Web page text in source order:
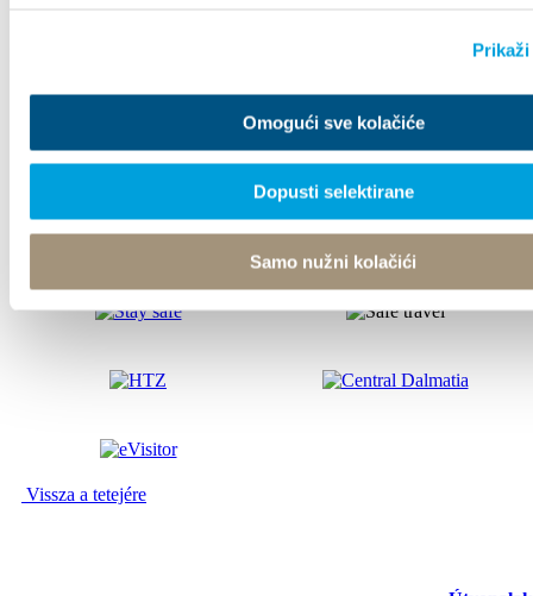
Omogući sve kolačiće
Dopusti selektirane
Samo nužni kolačići
© TZ Kastela 2022 Cookie-szabályzat Developed by:Nove vibracije
Design
Vissza a tetejére